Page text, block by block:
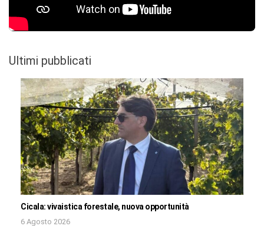
Ultimi pubblicati
Cicala: vivaistica forestale, nuova opportunità
6 Agosto 2026